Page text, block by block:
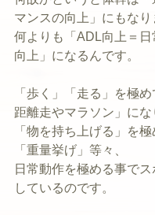
マンスの向上」にもなり
何よりも「ADL向上＝
向上」になるんです。
「歩く」「走る」を極
距離走やマラソン」にな
「物を持ち上げる」を
「重量挙げ」等々、
日常動作を極める事で
しているのです。